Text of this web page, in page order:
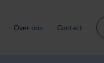
Over ons Contact